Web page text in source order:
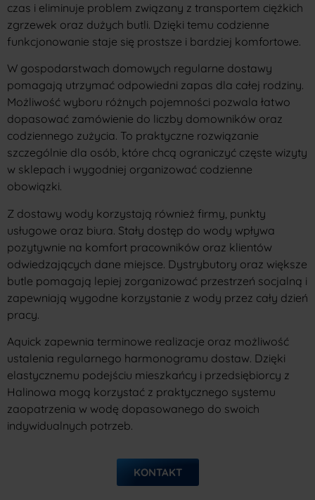
czas i eliminuje problem związany z transportem ciężkich
zgrzewek oraz dużych butli. Dzięki temu codzienne
funkcjonowanie staje się prostsze i bardziej komfortowe.
W gospodarstwach domowych regularne dostawy
pomagają utrzymać odpowiedni zapas dla całej rodziny.
Możliwość wyboru różnych pojemności pozwala łatwo
dopasować zamówienie do liczby domowników oraz
codziennego zużycia. To praktyczne rozwiązanie
szczególnie dla osób, które chcą ograniczyć częste wizyty
w sklepach i wygodniej organizować codzienne
obowiązki.
Z dostawy wody korzystają również firmy, punkty
usługowe oraz biura. Stały dostęp do wody wpływa
pozytywnie na komfort pracowników oraz klientów
odwiedzających dane miejsce. Dystrybutory oraz większe
butle pomagają lepiej zorganizować przestrzeń socjalną i
zapewniają wygodne korzystanie z wody przez cały dzień
pracy.
Aquick zapewnia terminowe realizacje oraz możliwość
ustalenia regularnego harmonogramu dostaw. Dzięki
elastycznemu podejściu mieszkańcy i przedsiębiorcy z
Halinowa mogą korzystać z praktycznego systemu
zaopatrzenia w wodę dopasowanego do swoich
indywidualnych potrzeb.
KONTAKT